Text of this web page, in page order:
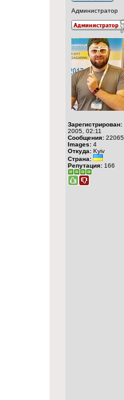
Администратор
Зарегистрирован:
2005, 02:11
Сообщения: 22065
Images: 4
Откуда: Kyiv
Страна:
Репутация: 166